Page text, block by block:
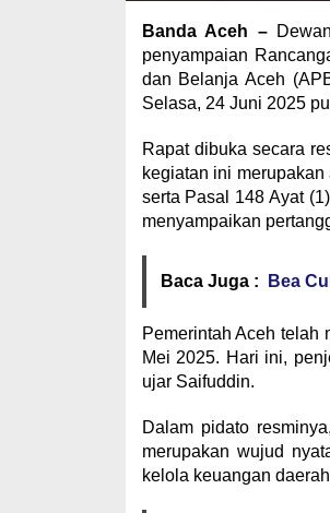
Banda Aceh –
penyampaian
dan Belanja Aceh
Selasa, 24 Juni 2025
Rapat dibuka secara
kegiatan ini
serta Pasal 148 Ayat
menyampaikan
Baca Juga : Bea
Pemerintah Aceh telah
Mei 2025. Hari ini,
ujar Saifuddin.
Dalam pidato
merupakan wujud
kelola keuangan